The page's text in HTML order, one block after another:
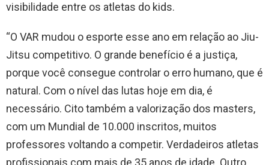
visibilidade entre os atletas do kids.
“O VAR mudou o esporte esse ano em relação ao Jiu-
Jitsu competitivo. O grande benefício é a justiça,
porque você consegue controlar o erro humano, que é
natural. Com o nível das lutas hoje em dia, é
necessário. Cito também a valorização dos masters,
com um Mundial de 10.000 inscritos, muitos
professores voltando a competir. Verdadeiros atletas
profissionais com mais de 35 anos de idade. Outro